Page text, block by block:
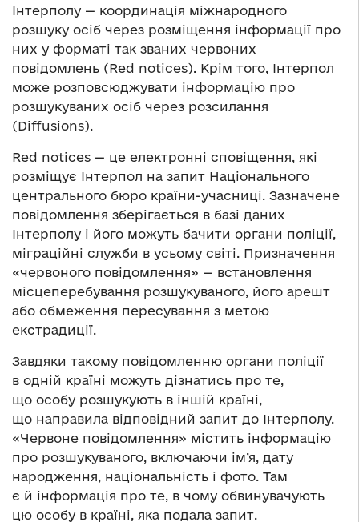
Інтерполу — координація міжнародного
розшуку осіб через розміщення інформації про
них у форматі так званих червоних
повідомлень (Red notices). Крім того, Інтерпол
може розповсюджувати інформацію про
розшукуваних осіб через розсилання
(Diffusions).
Red notices — це електронні сповіщення, які
розміщує Інтерпол на запит Національного
центрального бюро країни-учасниці. Зазначене
повідомлення зберігається в базі даних
Інтерполу і його можуть бачити органи поліції,
міграційні служби в усьому світі. Призначення
«червоного повідомлення» — встановлення
місцеперебування розшукуваного, його арешт
або обмеження пересування з метою
екстрадиції.
Завдяки такому повідомленню органи поліції
в одній країні можуть дізнатись про те,
що особу розшукують в іншій країні,
що направила відповідний запит до Інтерполу.
«Червоне повідомлення» містить інформацію
про розшукуваного, включаючи ім’я, дату
народження, національність і фото. Там
є й інформація про те, в чому обвинувачують
цю особу в країні, яка подала запит.